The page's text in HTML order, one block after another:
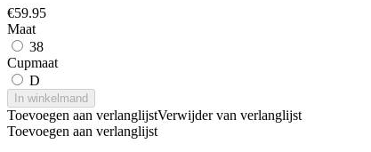
€59.95
Maat
38
Cupmaat
D
In winkelmand
Toevoegen aan verlanglijstVerwijder van verlanglijst
Toevoegen aan verlanglijst